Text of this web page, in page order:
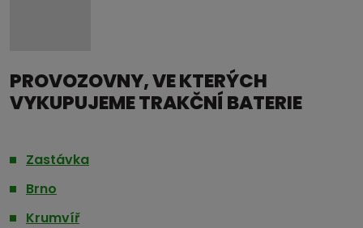
PROVOZOVNY, VE KTERÝCH
VYKUPUJEME TRAKČNÍ BATERIE
Zastávka
Brno
Krumvíř